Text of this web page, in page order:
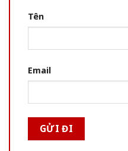
Tên
Email